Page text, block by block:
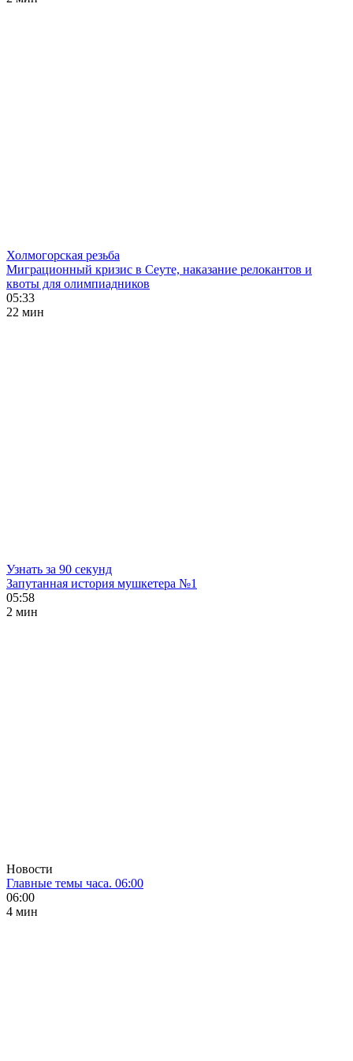
Холмогорская резьба
Миграционный кризис в Сеуте, наказание релокантов и
квоты для олимпиадников
05:33
22 мин
Узнать за 90 секунд
Запутанная история мушкетера №1
05:58
2 мин
Новости
Главные темы часа. 06:00
06:00
4 мин